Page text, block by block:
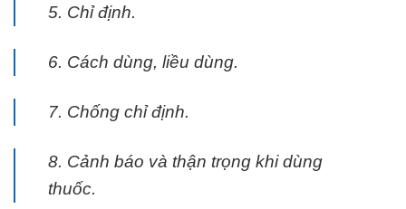
5. Chỉ định.
6. Cách dùng, liều dùng.
7. Chống chỉ định.
8. Cảnh báo và thận trọng khi dùng
thuốc.